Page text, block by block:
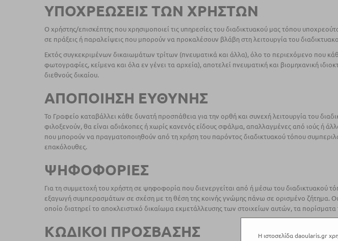
ΥΠΟΧΡΕΩΣΕΙΣ ΤΩΝ ΧΡΗΣΤΩΝ
Ο χρήστης/επισκέπτης που χρησιμοποιεί τις υπηρεσίες του διαδικτυακού μας τόπου
σε πράξεις ή παραλείψεις που μπορούν να προκαλέσουν βλάβη στη λειτουργία του
Εκτός συγκεκριμένων δικαιωμάτων τρίτων (πνευματικά και άλλα), όλο το περιεχόμενο που
φωτογραφίες, κείμενα και όλα εν γένει τα αρχεία), αποτελεί πνευματική και βιομηχανική
διεθνούς δικαίου.
ΑΠΟΠΟΙΗΣΗ ΕΥΘΥΝΗΣ
Το Γραφείο καταβάλλει κάθε δυνατή προσπάθεια για την ορθή και συνεχή λειτουργία του
φιλοξενούν, θα είναι αδιάκοπες ή χωρίς κανενός είδους σφάλμα, απαλλαγμένες από ιούς ή
που μπορούν να πραγματοποιηθούν από τη χρήση του παρόντος διαδικτυακού τόπου
επακόλουθες.
ΨΗΦΟΦΟΡΙΕΣ
Για τη συμμετοχή του χρήστη σε ψηφοφορία που διενεργείται από ή μέσω του διαδικτυακού
εξαγωγή συμπερασμάτων σε σχέση με τη θέση της κοινής γνώμης πάνω σε ορισμένο ζήτημα.
οποίο διατηρεί το αποκλειστικό δικαίωμα εκμετάλλευσης των στοιχείων αυτών, τα
ΚΩΔΙΚΟΙ ΠΡΟΣΒΑΣΗΣ
Η ιστοσελίδα daoularis.gr